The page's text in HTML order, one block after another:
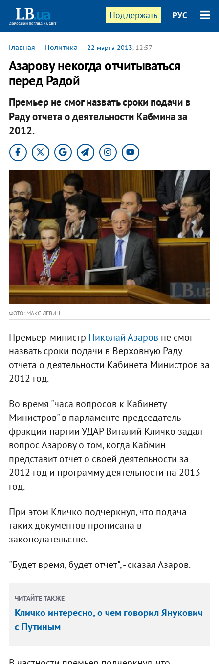
Поддержать РУС
Главная — Политика — 22 марта 2013, 12:57
Азарову некогда отчитываться
перед Радой
Премьер не смог назвать сроки подачи в
Раду отчета о деятельности Кабмина за
2012.
ФОТО: МАКС ЛЕВИН
Премьер-министр Николай Азаров не смог
назвать сроки подачи в Верховную Раду
отчета о деятельности Кабинета Министров за
2012 год.
Во время "часа вопросов к Кабинету
Министров" в парламенте председатель
фракции партии УДАР Виталий Кличко задал
вопрос Азарову о том, когда Кабмин
представит отчет о своей деятельности за
2012 год и программу деятельности на 2013
год.
При этом Кличко подчеркнул, что подача
таких документов прописана в
законодательстве.
"Будет время, будет отчет", - сказал Азаров.
ЧИТАЙТЕ ТАКЖЕ
Кличко интересно, о чем говорил Янукович
с Путиным